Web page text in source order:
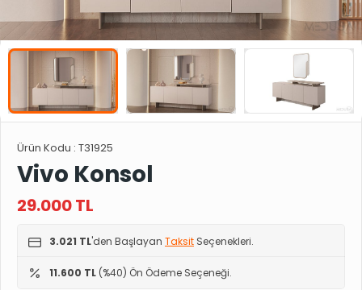
Ürün Kodu : T31925
Vivo Konsol
29.000TL
3.021 TL'den Başlayan Taksit Seçenekleri.
11.600 TL (%40) Ön Ödeme Seçeneği.